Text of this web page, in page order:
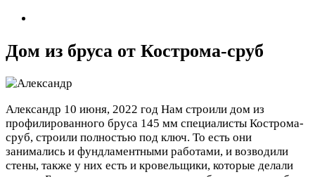
Дом из бруса от Кострома-сруб
Александр 10 июня, 2022 год Нам строили дом из
профилированного бруса 145 мм специалисты Кострома-
сруб, строили полностью под ключ. То есть они
занимались и фундламентными работами, и возводили
стены, также у них есть и кровельщики, которые делали